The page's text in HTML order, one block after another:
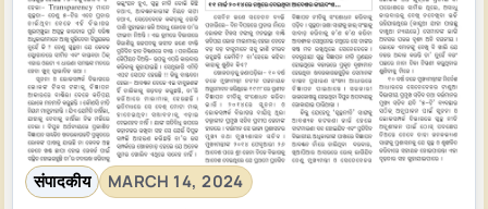
संपादकीय MARCH 14, 2024